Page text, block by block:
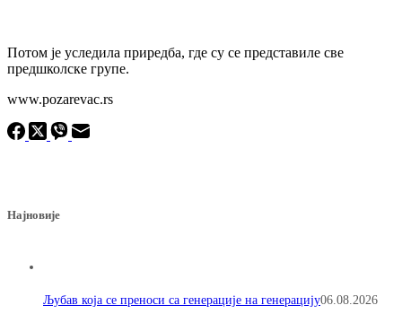
Потом је уследила приредба, где су се представиле све
предшколске групе.
www.pozarevac.rs
Најновије
Љубав која се преноси са генерације на генерацију06.08.2026